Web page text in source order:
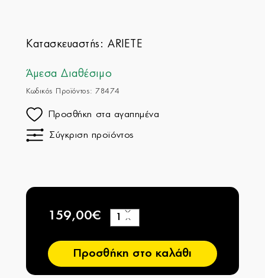
Κατασκευαστής:ARIETE
Άμεσα Διαθέσιμο
Κωδικός Προϊόντος: 78474
Προσθήκη στα αγαπημένα
Σύγκριση προϊόντος
159,00€
−
+
Προσθήκη στο καλάθι